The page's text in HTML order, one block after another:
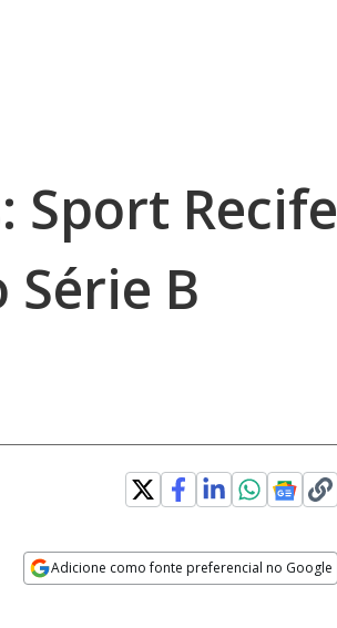
Sport Recife
Série B
Adicione como fonte preferencial no Google